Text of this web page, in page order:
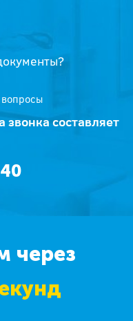
звонка составляет
через